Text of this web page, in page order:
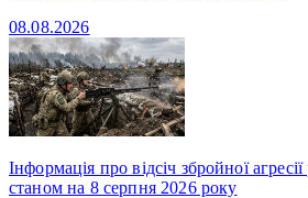
08.08.2026
Інформація про відсіч збройної
станом на 8 серпня 2026 року